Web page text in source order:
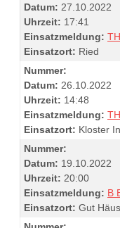
Datum: 27.10.2022
Uhrzeit: 17:41
Einsatzmeldung:
Einsatzort: Ried
Nummer:
Datum: 26.10.2022
Uhrzeit: 14:48
Einsatzmeldung:
Einsatzort: Kloster
Nummer:
Datum: 19.10.2022
Uhrzeit: 20:00
Einsatzmeldung: B
Einsatzort: Gut